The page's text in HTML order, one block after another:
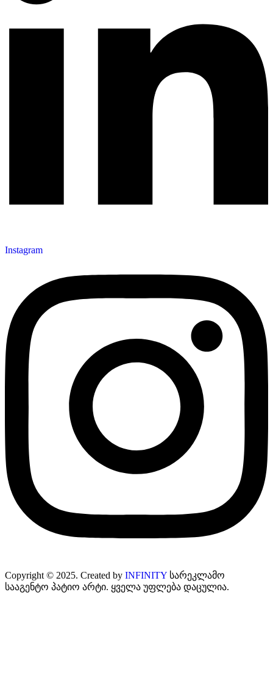
Instagram
Copyright © 2025. Created by INFINITY სარეკლამო
სააგენტო პატიო არტი. ყველა უფლება დაცულია.